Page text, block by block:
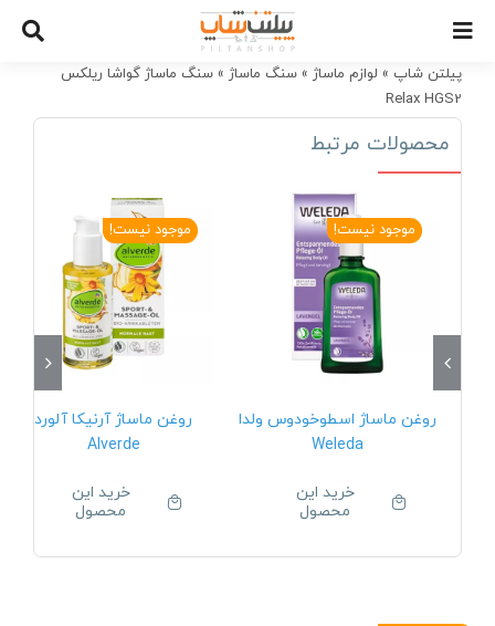
contentپیلتن شاپ » لوازم ماساژ » سنگ ماساژ » سنگ ماساژ گواشا ریلکس
Relax HGS2
محصولات مرتبط
موجود نیست!
روغن ماساژ اسطوخودوس ولدا
Weleda
خرید این
محصول
موجود نیست!
روغن ماساژ آرنیکا آلورد
Alverde
خرید این
محصول